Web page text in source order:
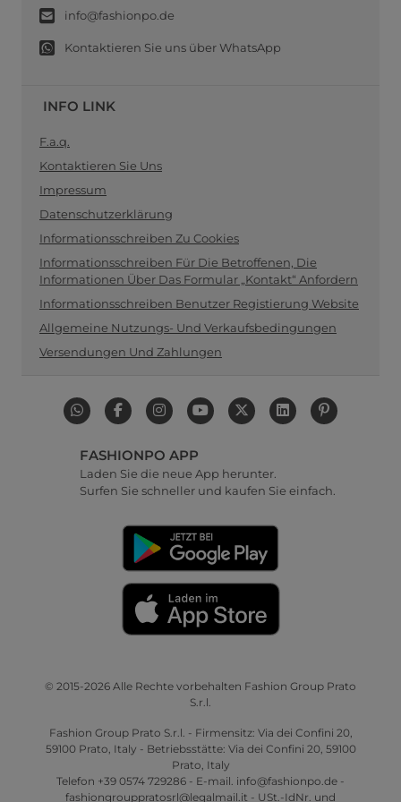
info@fashionpo.de
Kontaktieren Sie uns über WhatsApp
INFO LINK
F.a.q.
Kontaktieren Sie Uns
Impressum
Datenschutzerklärung
Informationsschreiben Zu Cookies
Informationsschreiben Für Die Betroffenen, Die
Informationen Über Das Formular „Kontakt“ Anfordern
Informationsschreiben Benutzer Registierung Website
Allgemeine Nutzungs- Und Verkaufsbedingungen
Versendungen Und Zahlungen
FASHIONPO APP
Laden Sie die neue App herunter.
Surfen Sie schneller und kaufen Sie einfach.
© 2015-2026 Alle Rechte vorbehalten Fashion Group Prato
S.r.l.
Fashion Group Prato S.r.l. - Firmensitz: Via dei Confini 20,
59100 Prato, Italy - Betriebsstätte: Via dei Confini 20, 59100
Prato, Italy
Telefon +39 0574 729286 - E-mail. info@fashionpo.de -
fashiongrouppratosrl@legalmail.it - USt.-IdNr. und